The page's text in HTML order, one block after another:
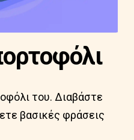
του. Διαβάστε
βασικές φράσεις